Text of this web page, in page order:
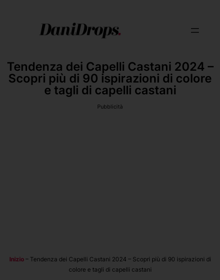
Tendenza dei Capelli Castani 2024 –
Scopri più di 90 ispirazioni di colore
e tagli di capelli castani
Pubblicità
Inizio– Tendenza dei Capelli Castani 2024 – Scopri più di 90 ispirazioni di
colore e tagli di capelli castani